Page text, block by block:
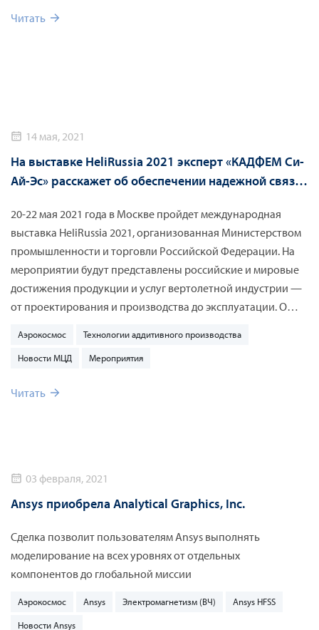
космической отрасли. Среди них – системы
Читать
14 мая, 2021
На выставке HeliRussia 2021 эксперт «КАДФЕМ Си-
Ай-Эс» расскажет об обеспечении надежной связи
20-22 мая 2021 года в Москве пройдет международная
выставка HeliRussia 2021, организованная Министерством
промышленности и торговли Российской Федерации. На
мероприятии будут представлены российские и мировые
достижения продукции и услуг вертолетной индустрии —
от проектирования и производства до эксплуатации. О
оптимизация позволяют усовершенствовать элементы
авионики и обеспечить надежную связь, расскажет эксперт
Аэрокосмос Технологии аддитивного производства
Новости МЦД Мероприятия
Читать
03 февраля, 2021
Ansys приобрела Analytical Graphics, Inc.
Сделка позволит пользователям Ansys выполнять
моделирование на всех уровнях от отдельных
компонентов до глобальной миссии
Аэрокосмос Ansys Электромагнетизм (ВЧ) Ansys HFSS
Новости Ansys